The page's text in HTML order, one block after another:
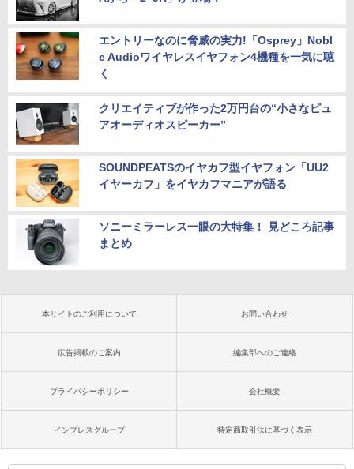
エントリーなのに脅威の実力!「Osprey」Nobl
e Audioワイヤレスイヤフォン4機種を一気に聴
く
クリエイティブが作った2万円台の“小さなピュ
アオーディオスピーカー”
SOUNDPEATSのイヤカフ型イヤフォン「UU2
イヤーカフ」をイヤカフマニアが語る
ソニーミラーレス一眼の大特集！ 見どころ記事
まとめ
本サイトのご利用について お問い合わせ
広告掲載のご案内 編集部へのご連絡
プライバシーポリシー 会社概要
インプレスグループ 特定商取引法に基づく表示